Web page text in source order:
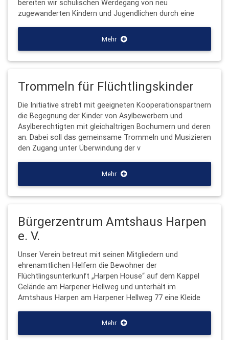
bereiten wir schulischen Werdegang von neu
zugewanderten Kindern und Jugendlichen durch eine
Mehr
Trommeln für Flüchtlingskinder
Die Initiative strebt mit geeigneten Kooperationspartnern
die Begegnung der Kinder von Asylbewerbern und
Asylberechtigten mit gleichaltrigen Bochumern und deren
an. Dabei soll das gemeinsame Trommeln und Musizieren
den Zugang unter Überwindung der v
Mehr
Bürgerzentrum Amtshaus Harpen
e. V.
Unser Verein betreut mit seinen Mitgliedern und
ehrenamtlichen Helfern die Bewohner der
Flüchtlingsunterkunft „Harpen House“ auf dem Kappel
Gelände am Harpener Hellweg und unterhält im
Amtshaus Harpen am Harpener Hellweg 77 eine Kleide
Mehr